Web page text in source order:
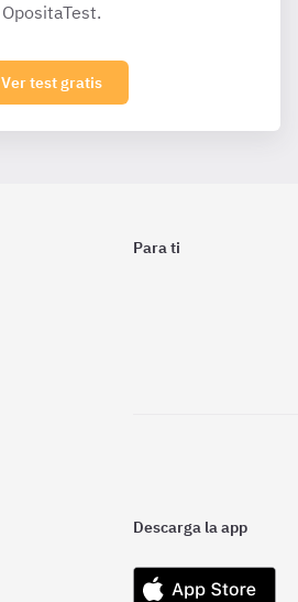
OpositaTest.
Ver test gratis
Para ti
Descarga la app